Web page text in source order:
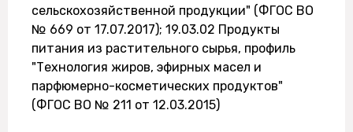
сельскохозяйственной продукции" (ФГОС ВО
№ 669 от 17.07.2017); 19.03.02 Продукты
питания из растительного сырья, профиль
"Технология жиров, эфирных масел и
парфюмерно-косметических продуктов"
(ФГОС ВО № 211 от 12.03.2015)